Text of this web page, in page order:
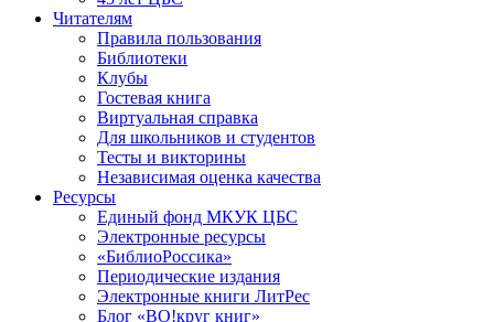
Читателям
Правила пользования
Библиотеки
Клубы
Гостевая книга
Виртуальная справка
Для школьников и студентов
Тесты и викторины
Независимая оценка качества
Ресурсы
Единый фонд МКУК ЦБС
Электронные ресурсы
«БиблиоРоссика»
Периодические издания
Электронные книги ЛитРес
Блог «ВО!круг книг»